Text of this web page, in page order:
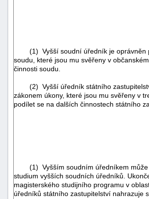
(1) Vyšší soudní úředník je oprávněn
soudu, které jsou mu svěřeny v
činnosti soudu.
(2) Vyšší úředník státního zastupitelství
zákonem úkony, které jsou mu svěřeny v
podílet se na dalších činnostech státního
(1) Vyšším soudním úředníkem může
studium vyšších soudních úředníků.
magisterského studijního programu v
úředníků státního zastupitelství nahrazuje